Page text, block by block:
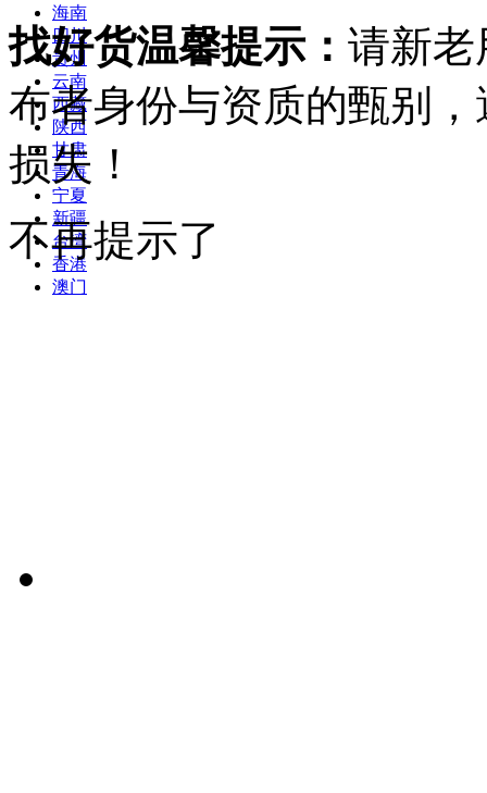
海南
四川
贵州
云南
西藏
陕西
甘肃
青海
宁夏
新疆
台湾
香港
澳门
找好货温馨提示： 请新老
布者身份与资质的甄别
损失！
不再提示了